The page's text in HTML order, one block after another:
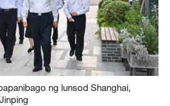
ng lunsod Shanghai,